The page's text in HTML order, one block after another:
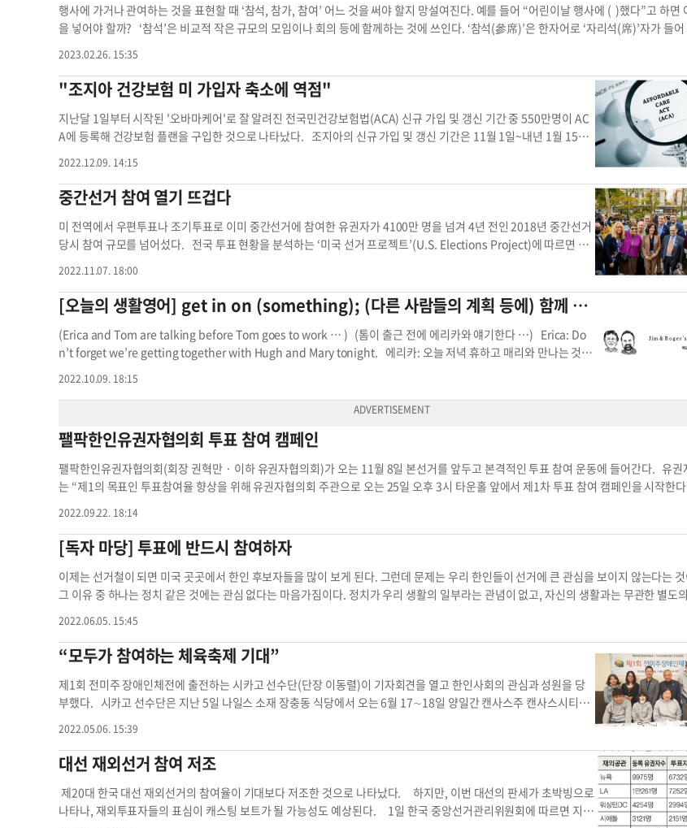
adailyny.com한인회 참여 김광석 뉴욕한인회장 뉴욕한인회 64주년 가운데 뉴욕한인회
lantakec@gmail.com )로 제출하면 된다. 윤지아 기자한국학습지원사업 참여 한국학습지원사업 참여 참여 기관 애
틀랜타 한국교육원
행사에 가거나 관여하는 것을 표현할 때 ‘참석, 참가, 참여’ 어느 것을 써야 할지 망설여진다. 예를 들어 “어린이날 행사에 ( )했다”고 하면
을 넣어야 할까? ‘참석’은 비교적 작은 규모의 모임이나 회의 등에 함께하는 것에 쓰인다. ‘참석(參席)’은 한자어로 ‘자리석(席)’자가 들
하는 경우에 잘 어울린다. ‘참가’는 ‘참석’보다는 규모가 크고 움직임이 활발한 행사에 함께할 때 사용된다. “이번 올림픽에 참가한다” “공
참가했다” 등처럼 특히 경연 성격의 행사나 모임에 쓰기에 알맞다. ‘참여’는 어떤 일에 끼어들어 적극적으로 관계하는 것을 일컫는 말이
에 참여하고 있다” “홍보 부족인지 사람들의 참여가 적었다” 등과 같이 사용된다. ‘현실 참여’ ‘정치 참여’ 등처럼 그 대상이 다소 추상적인
더욱 잘 어울린다. 그렇다면 “어린이날 행사에 ( )했다”에는 무엇이 적절할까? ‘참석’ ‘참가’ 모두 가능하다. 달리기·글짓기 등 어린이날
각종 경연에 직접 함께하는 것이라면 ‘참가’가, 단순히 어린이날을 기념하는 행사에 가서 자리를 차지하는 것(출석)이라면 ‘참석’이 알맞
2023.02.26. 15:35
"조지아 건강보험 미 가입자 축소에 역점"
지난달 1일부터 시작된 '오바마케어'로 잘 알려진 전국민건강보험법(ACA) 신규 가입 및 갱신 기간 중 550만명이 AC
A에 등록해 건강보험 플랜을 구입한 것으로 나타났다. 조지아의 신규 가입 및 갱신 기간은 11월 1일~내년 1월 15일
이드 서비스센터(CMS)는 550만명에 달하는 사람들이 신청을 완료했다고 최근 발표했다. CMS는 올해 등록 기간 중
다른 주보다 조지아를 우선시했다. 조지아에 건강보험 미가입자가 많기 때문이다. 치키타 브룩스-라슈어 CMS 담당
자는 애틀랜타 저널(AJC)에 "조지아가 전국에서 무보험 비율이 가장 높은 이유는 주가 메디케이드를 확대하지 않았
기 때문"이라고 설명했다. 그는 조지아주가 다른 주보다 보험료가 낮은 것을 언급하며 "지난해 CMS는 조지아에서
더 공격적인 마케팅을 펼쳤으며, 메디케이드를 확대한다는 법안도 통과되었다"며 조지아에서 보험 혜택을 받을 수 있
익스체인지 웹사이트(HealthCare.gov)에서 ACA를 구매한 사람 5명 중 4명은 최대 월 10달러까지 보험료 할인을 받
을 수 있다. 전반적으로 보험료가 올랐지만, 재정적 지원도 늘어나 대체로 보험료 상승을 느끼지 못할 수도 있다는
것이 전문가들의 설명이다. 한편 지난해 등록 기간 1450만명의 사람이 참여했으며, 브룩스-라슈어 담당자는 올해
보장 범위를 확대하고 익스체인지 웹사이트를 사용하기 더 쉽게 하는 등의 노력을 기울였기 때문에 지난해만큼의 등
록자를 예상하고 있다고 전했다. 윤지아 기자기간 참여 갱신 기간 등록 기간 건강보험 미가입자가
2022.12.09. 14:15
중간선거 참여 열기 뜨겁다
미 전역에서 우편투표나 조기투표로 이미 중간선거에 참여한 유권자가 4100만 명을 넘겨 4년 전인 2018년 중간선거
당시 참여 규모를 넘어섰다. 전국 투표 현황을 분석하는 ‘미국 선거 프로젝트’(U.S. Elections Project)에 따르면 7
투표가 2252만2245표로 집계됐다. 우편투표의 경우 총 5794만8364명이 투표용지를 요청했는데, 약 절반 가량이
각 주·카운티 선거관리위원회에 도착한 것으로 보인다. 6일 워싱턴포스트(WP)의 보도에 따르면 4년 전인 2018년
조기투표에 참여한 유권자는 3910만 명으로 파악돼 당시 중간선거보다 더 많은 유권자들이 투표에 참여하고 있는 것
으로 파악된다. 뉴욕·뉴저지주에서도 조기투표 참여 열기가 뜨겁다. 뉴욕주선거관리위원회에 따르면 뉴욕주에서
는 현장 조기투표 참여자가 117만8674명으로 나타났다. 뉴욕시로 범위를 좁히면, 43만2634명이 지난 10월 29일부
으로 우편투표 51만1676명을 합치면 총 72만5558명이 이미 이번 중간선거에 투표권을 행사했다. 이 같이 뜨거운
선거 열기가 본선거 당일인 8일까지 이어질지 관심이 집중되고 있다. 올해 뉴욕주는 주지사와 주 감사원장, 주 검찰
·뉴욕시 유권자들은 지정된 투표소를 각각 웹사이트(voterlookup.elections.ny.gov,findmypollsite.vote.nyc)
수 있다. 투표소 운영시간은 뉴욕주는 오전 6시부터 오후 9시까지, 뉴저지주는 오전 6시부터 오후 8시까지다. 한인
유권자들의 투표를 돕기 위해 한인 단체들도 핫라인을 가동한다. 투표문의는 시민참여센터(KACE·718-961-4117)·
민권센터(718-460-5600)·KCS(718-939-6137) 등으로 하면 된다. 심종민 기자
com중간선거 참여 중간선거 참여 조기투표 참여 중간선거 당시
2022.11.07. 18:00
[오늘의 생활영어] get in on (something); (다른 사람들의 계획 등에) 함께 참
여하다
(Erica and Tom are talking before Tom goes to work … ) (톰이 출근 전에 에리카와 얘기한다 …) Erica: Do
n’t forget we’re getting together with Hugh and Mary tonight. 에리카: 오늘 저녁 휴하고 매리와 만나는 것 잊
have known you’d forget. 에리카: 8시30분. 당신이 잊을 거라는 걸 내가 생각했어야 하는데. Tom: I won’t be
home until 8:00 but we should be able to meet them. 톰: 8시 전까지 집에 못오지만 시간맞춰 나갈 수 있을
안그래? Tom: We’re just having a drink with them,aren’t we? 톰: 한 잔 마시러 가는 거잖아, 안그래? Erica:
Not really. Mary specifically said it was a business meeting. 에리카: 아니. 매리가 정확히 사업상 회의라고
했어. Tom: No kidding. What kind of business? 톰: 말도 안돼. 무슨 사업? Erica: She didn’t say but I thin
k they’ve gotten into a business. 에리카: 말은 안했는데 내 생각엔 사업을 시작한 것 같아. Tom: They proba
bly want us to get in on it with them. 톰: 아마 사업에 같이 뛰어들자고 하겠군. 기억할만한 표현 * get toget
her: 만나다 "Let's get together for lunch tomorrow." (내일 점심 같이 먹자.) * catch your breath: 숨을 고
르다 돌리다 잠시 쉬다 "Sit down and catch your breath because you're working too hard." (자네 너무 일
a lot of weight." (그 사람은 요가에 흥미를 붙여 체중이 많이 줄었습니다.)오늘의 생활영어 계획 참여 lunch tom
orrow 사업상 회의 tom goes
2022.10.09. 18:15
팰팍한인유권자협의회 투표 참여 캠페인
팰팍한인유권자협의회(회장 권혁만 · 이하 유권자협의회)가 오는 11월 8일 본선거를 앞두고 본격적인 투표 참여 운동에 들어간다. 유권
는 “제1의 목표인 투표참여율 향상을 위해 유권자협의회 주관으로 오는 25일 오후 3시 타운홀 앞에서 제1차 투표 참여 캠페인을 시작한
원 기자캠페인 참여 투표참여율 향상 투표 참여 선거 참여
2022.09.22. 18:14
[독자 마당] 투표에 반드시 참여하자
이제는 선거철이 되면 미국 곳곳에서 한인 후보자들을 많이 보게 된다. 그런데 문제는 우리 한인들이 선거에 큰 관심을 보이지 않는다는
그 이유 중 하나는 정치 같은 것에는 관심 없다는 마음가짐이다. 정치가 우리 생활의 일부라는 관념이 없고, 자신의 생활과는 무관한 별도
가져야 한다. 선거 참여는 정치인을 이용하든지 아니면 정치인에게 이용 당하든지 둘 중 하나를 선택하는 것이라고 생각한다. 선거 참여
의 권리를 행사하는 귀중한 행동이다. 개인적으로 한인은 한인 후보를 지지해야 한다고 생각한다. 유권자들은 자신이 지지하는 정당이나
종, 직업 등과 관련해 지지 후보를 선택할 수 있다. 이런 점에서 한인의 이익을 대변하려면 한인 후보를 뽑아야 한다. 한국과 미국 사이의
활발하다. 미국 정계에 진출한 한인 정치인들은 본국의 정치인들보다도 한국 정부에 더 큰 영향력을 발휘할 수 있다. 미국에 사는 한인으
장 큰 관심과 바람은 후세들의 교육과 성공일 것이다. 후세들이 주류사회에 진출해 성공하려면 그들이 본 받을 수 있는 한인 롤모델을 많이
야 한다. 그런 역할을 한인 정치인들이 할 수 있다. 그러기에 지역구 상관없이 한인 정치인을 후원하는 것은 우리 후세들을 위해 필요하
선거는 선거자금이 성패를 크게 좌우한다. 그러므로 선거구에 상관없이 한인 후보가 나오는 곳에 후원을 해야 한다. 한 사람이 많은 돈을 기
는 어렵지만 한인커뮤티의 많은 사람들이 힘을 합치면 가능하다. 내일(7일) 예비선거가 실시된다. 선거에 반드시 참여하자. 김홍식·은
자 마당 투표 참여 한인 정치인들 정치인들보다도 한국 선거 참여
2022.06.05. 15:45
“모두가 참여하는 체육축제 기대”
제1회 전미주 장애인체전에 출전하는 시카고 선수단(단장 이동렬)이 기자회견을 열고 한인사회의 관심과 성원을 당
부했다. 시카고 선수단은 지난 5일 나일스 소재 장충동 식당에서 오는 6월 17∼18일 양일간 캔사스주 캔사스시티에
회의 적극적인 도움을 기대하며 대회의 성과보다 선수들의 건강과 안전을 돌보며 즐거운 시간을 함께 만드는 참가에
의미를 두고 싶다”고 밝혔다. 체전 홍보와 시카고 선수단을 격려하기 위해 시카고를 찾은 재미대한장애인체육회 안
경호 회장은 “9개 정식종목, 5개 시범종목 외에도 가족종목을 만들어 모두가 참여하는 체육축제가 되도록 기획했
다”며 “캔사스시티 범 한인사회 차원에서 체전 준비가 잘 진행되고 있다”고 말했다. 이번 체전에 참가하는 시카고 선
수단은 김다니엘(69∙남), 김사라(39∙여), 김도형(20∙남), 김시우(16∙남), 이조이(35∙여), 김선유(43∙여), 심우진(43∙
2022.05.06. 15:39
대선 재외선거 참여 저조
제20대 한국 대선 재외선거의 참여율이 기대보다 저조한 것으로 나타났다. 하지만, 이번 대선의 판세가 초박빙으로
나타나, 재외투표자들의 표심이 캐스팅 보트가 될 가능성도 예상된다. 1일 한국 중앙선거관리위원회에 따르면 지난